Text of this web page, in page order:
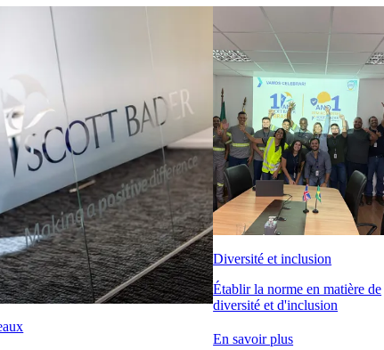
Diversité et inclusion
Établir la norme en matière de
diversité et d'inclusion
En savoir plus